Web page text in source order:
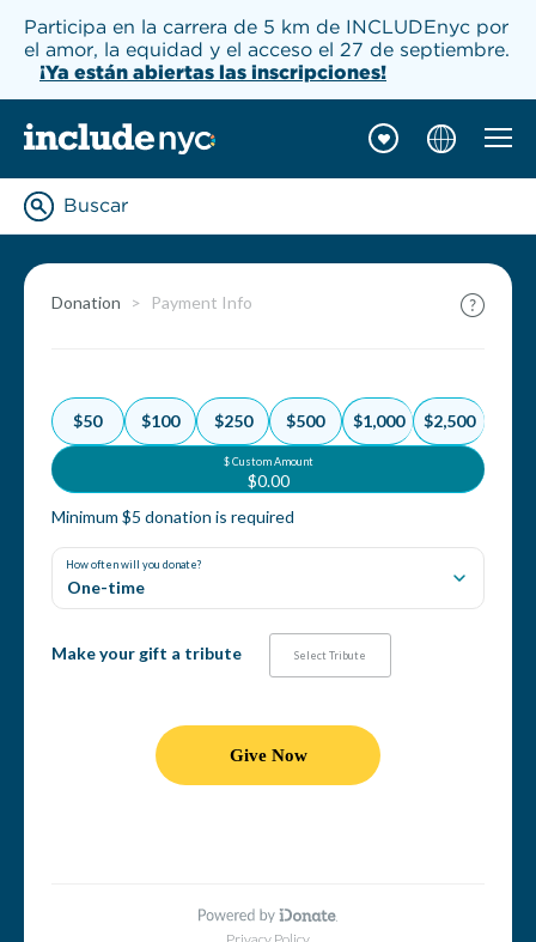
Participa en la carrera de 5 km de INCLUDEnyc por
el amor, la equidad y el acceso el 27 de septiembre.
¡Ya están abiertas las inscripciones!
Buscar